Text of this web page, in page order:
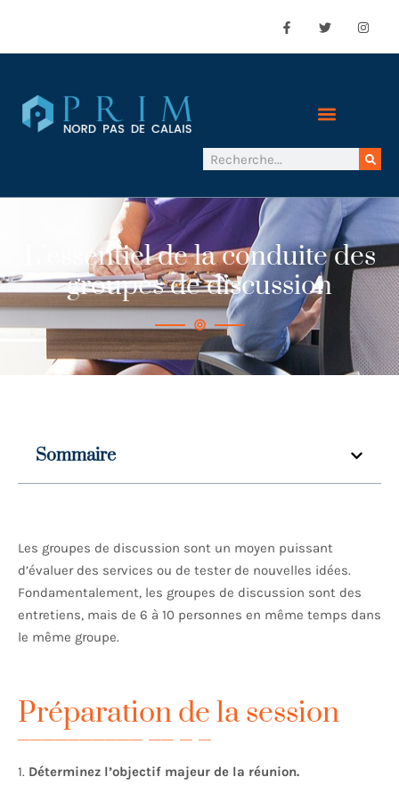
L’essentiel de la conduite des
groupes de discussion
Sommaire
Les groupes de discussion sont un moyen puissant
d’évaluer des services ou de tester de nouvelles idées.
Fondamentalement, les groupes de discussion sont des
entretiens, mais de 6 à 10 personnes en même temps dans
le même groupe.
Préparation de la session
1. Déterminez l’objectif majeur de la réunion.